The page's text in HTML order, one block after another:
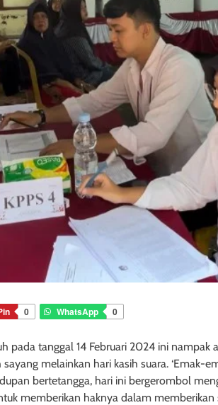
0 WhatsApp 0
pada tanggal 14 Februari 2024 ini nampak
melainkan hari kasih suara. ‘Emak-
bertetangga, hari ini bergerombol
memberikan haknya dalam